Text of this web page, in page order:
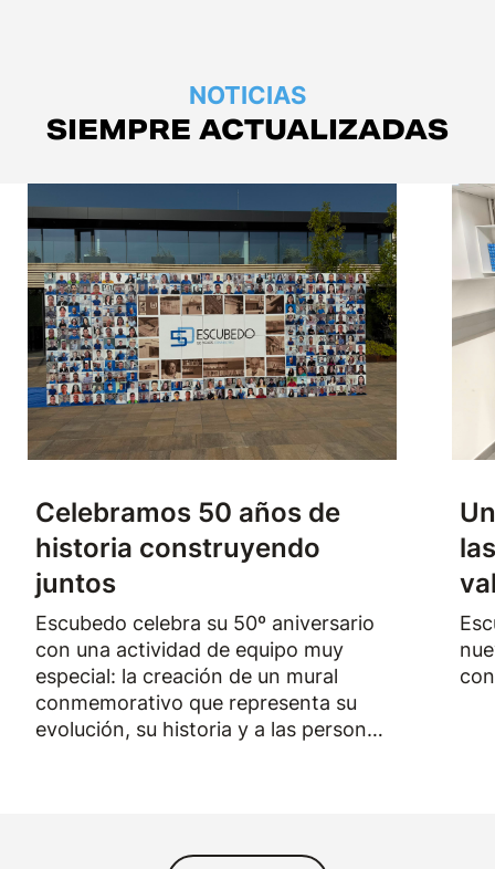
NOTICIAS
SIEMPRE ACTUALIZADAS
Celebramos 50 años de
historia construyendo
juntos
Escubedo celebra su 50º aniversario
con una actividad de equipo muy
especial: la creación de un mural
conmemorativo que representa su
evolución, su historia y a las personas